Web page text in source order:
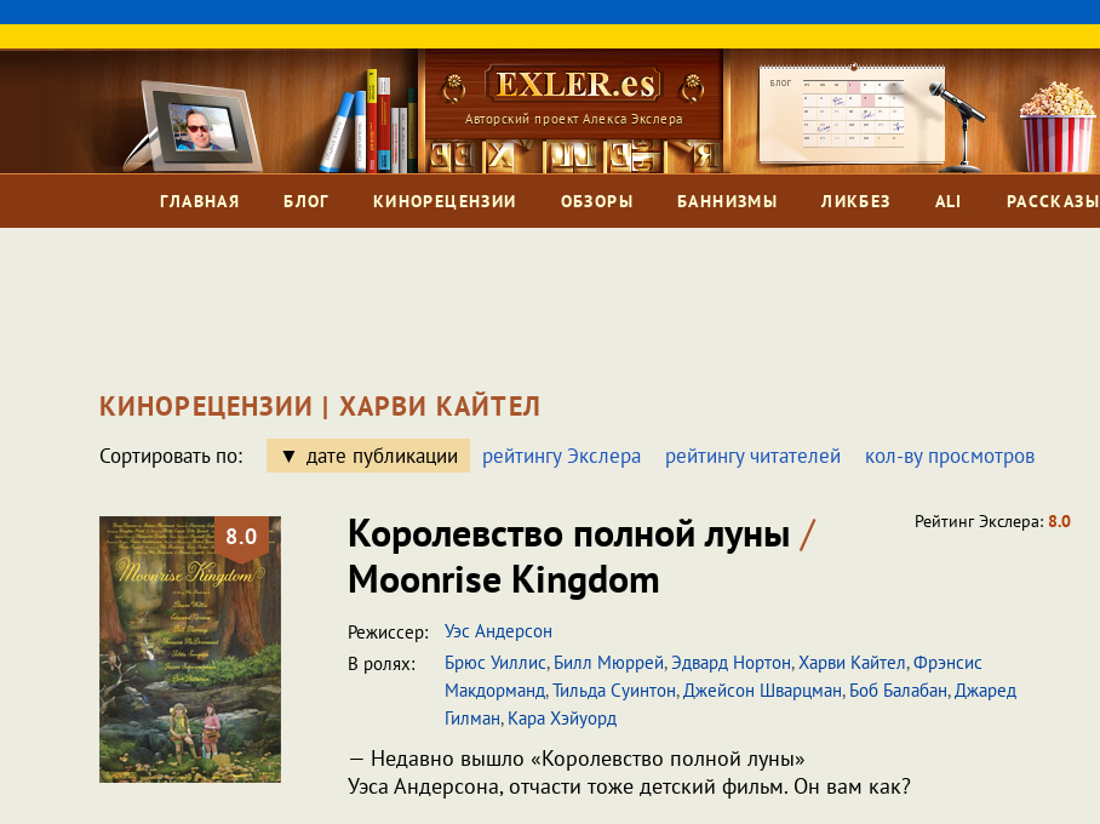
Авторский проект Алекса Экслера
ГЛАВНАЯ БЛОГ КИНОРЕЦЕНЗИИ ОБЗОРЫ БАННИЗМЫ ЛИКБЕЗ ALI РАССКАЗЫ
КИНОРЕЦЕНЗИИ | ХАРВИ КАЙТЕЛ
Сортировать по: дате публикации рейтингу Экслера рейтингу читателей кол-ву просмотров
8.0 Королевство полной луны /
Moonrise Kingdom
Рейтинг Экслера: 8.0
Режиссер:
Уэс Андерсон
В ролях:
Брюс Уиллис, Билл Мюррей,Эдвард Нортон,Харви Кайтел,Фрэнсис
Макдорманд,Тильда Суинтон,Джейсон Шварцман, Боб Балабан,Джаред
Гилман, Кара Хэйуорд
— Недавно вышло «Королевство полной луны»
Уэса Андерсона, отчасти тоже детский фильм. Он вам как?